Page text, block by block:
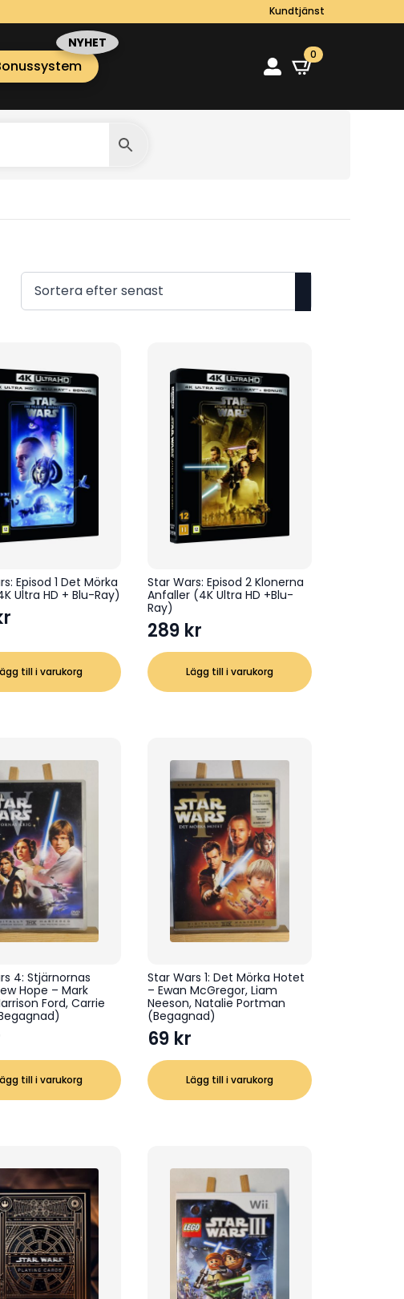
Kundtjänst
0
Episod 1 Det Mörka
Ultra HD + Blu-Ray)
till i varukorg
Star Wars: Episod 2 Klonerna
Anfaller (4K Ultra HD +Blu-
Ray)
289 kr
Lägg till i varukorg
4: Stjärnornas
Hope – Mark
Ford, Carrie
till i varukorg
Star Wars 1: Det Mörka Hotet
– Ewan McGregor, Liam
Neeson, Natalie Portman
(Begagnad)
69 kr
Lägg till i varukorg